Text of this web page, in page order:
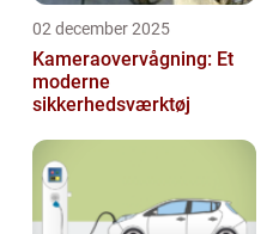
02 december 2025
Kameraovervågning: Et
moderne
sikkerhedsværktøj